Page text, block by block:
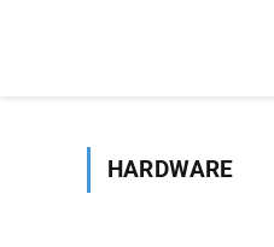
HARDWARE